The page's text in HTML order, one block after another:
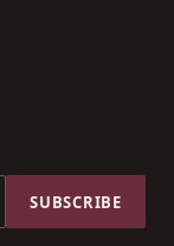
SUBSCRIBE